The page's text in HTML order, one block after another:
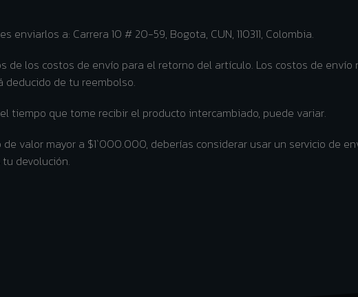
enviarlos a: Carrera 10 # 20-59, Bogota, CUN, 110311, Colombia.
de los costos de envío para el retorno del artículo. Los costos de
deducido de tu reembolso.
tiempo que tome recibir el producto intercambiado, puede variar.
valor mayor a $1`000.000, deberías considerar usar un servicio de
devolución.